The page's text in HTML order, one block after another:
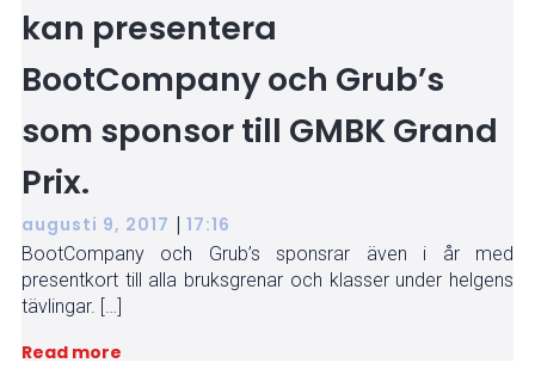
kan presentera
BootCompany och Grub’s
som sponsor till GMBK Grand
Prix.
augusti 9, 2017 | 17:16
BootCompany och Grub’s sponsrar även i år med
presentkort till alla bruksgrenar och klasser under helgens
tävlingar. […]
Read more